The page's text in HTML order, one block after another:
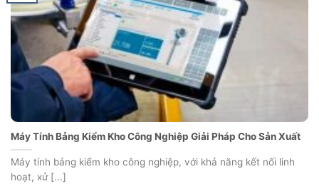
Máy Tính Bảng Kiểm Kho Công Nghiệp Giải Pháp Cho Sản Xuất
Máy tính bảng kiểm kho công nghiệp, với khả năng kết nối linh
hoạt, xử [...]